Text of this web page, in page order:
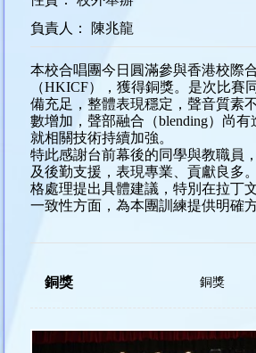
負責人： 陳兆龍
本校合唱團今日圓滿參與香港校際
（HKICF），獲得銅獎。是次比賽
備充足，整體表現穩定，聲音質素
數增加，聲部融合（blending）尚
就相關技術持續加強。
特此感謝台前幕後的同學與教職員
及後勤支援，表現專業、貢獻良多
格處理提出具體建議，特別在拉丁
一致性方面，為本團訓練提供明確方
銅獎 銅獎